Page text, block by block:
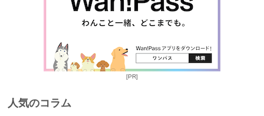
[PR]
人気のコラム